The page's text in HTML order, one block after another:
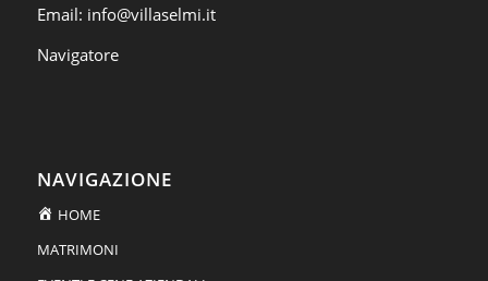
Email: info@villaselmi.it
Navigatore
NAVIGAZIONE
HOME
MATRIMONI